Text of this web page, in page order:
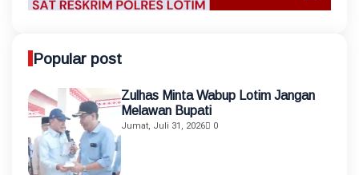
Popular post
Zulhas Minta Wabup Lotim Jangan
Melawan Bupati
Jumat, Juli 31, 2026 0